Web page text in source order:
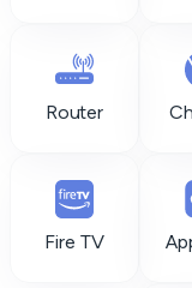
Router
Fire TV